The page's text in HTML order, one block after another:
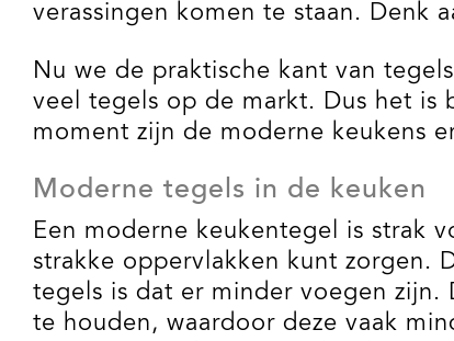
verassingen komen te staan. Denk
Nu we de praktische kant van
veel tegels op de markt. Dus het
moment zijn de moderne keukens
Moderne tegels in de keuken
Een moderne keukentegel is strak
strakke oppervlakken kunt zorgen.
tegels is dat er minder voegen zijn.
te houden, waardoor deze vaak